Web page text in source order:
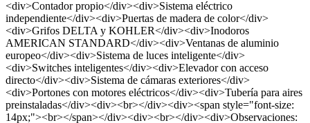
<div>Contador propio</div><div>Sistema eléctrico
independiente</div><div>Puertas de madera de color</div>
<div>Grifos DELTA y KOHLER</div><div>Inodoros
AMERICAN STANDARD</div><div>Ventanas de aluminio
europeo</div><div>Sistema de luces inteligente</div>
<div>Switches inteligentes</div><div>Elevador con acceso
directo</div><div>Sistema de cámaras exteriores</div>
<div>Portones con motores eléctricos</div><div>Tubería para aires
preinstaladas</div><div><br></div><div><span style="font-size:
14px;"><br></span></div><div><br></div><div>Observaciones: